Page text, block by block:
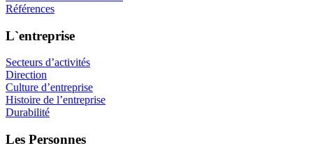
Références
L`entreprise
Secteurs d’activités
Direction
Culture d’entreprise
Histoire de l’entreprise
Durabilité
Les Personnes